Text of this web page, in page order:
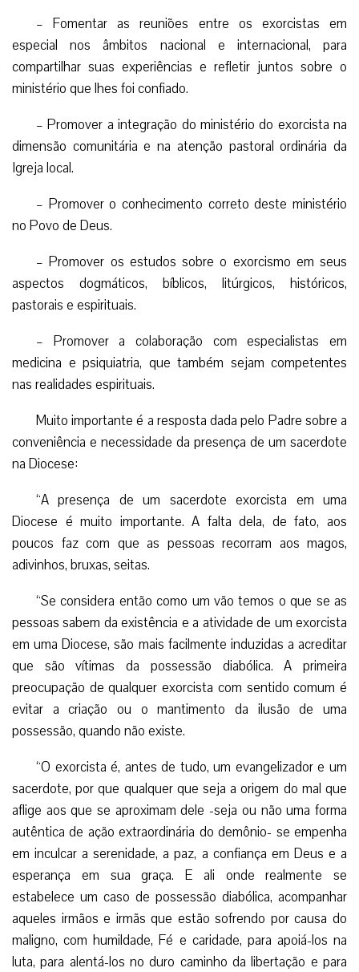
– Fomentar as reuniões entre os exorcistas em
especial nos âmbitos nacional e internacional, para
compartilhar suas experiências e refletir juntos sobre o
ministério que lhes foi confiado.
– Promover a integração do ministério do exorcista na
dimensão comunitária e na atenção pastoral ordinária da
Igreja local.
– Promover o conhecimento correto deste ministério
no Povo de Deus.
– Promover os estudos sobre o exorcismo em seus
aspectos dogmáticos, bíblicos, litúrgicos, históricos,
pastorais e espirituais.
– Promover a colaboração com especialistas em
medicina e psiquiatria, que também sejam competentes
nas realidades espirituais.
Muito importante é a resposta dada pelo Padre sobre a
conveniência e necessidade da presença de um sacerdote
na Diocese:
“A presença de um sacerdote exorcista em uma
Diocese é muito importante. A falta dela, de fato, aos
poucos faz com que as pessoas recorram aos magos,
adivinhos, bruxas, seitas.
“Se considera então como um vão temos o que se as
pessoas sabem da existência e a atividade de um exorcista
em uma Diocese, são mais facilmente induzidas a acreditar
que são vítimas da possessão diabólica. A primeira
preocupação de qualquer exorcista com sentido comum é
evitar a criação ou o mantimento da ilusão de uma
possessão, quando não existe.
“O exorcista é, antes de tudo, um evangelizador e um
sacerdote, por que qualquer que seja a origem do mal que
aflige aos que se aproximam dele -seja ou não uma forma
autêntica de ação extraordinária do demônio- se empenha
em inculcar a serenidade, a paz, a confiança em Deus e a
esperança em sua graça. E ali onde realmente se
estabelece um caso de possessão diabólica, acompanhar
aqueles irmãos e irmãs que estão sofrendo por causa do
maligno, com humildade, Fé e caridade, para apoiá-los na
luta, para alentá-los no duro caminho da libertação e para